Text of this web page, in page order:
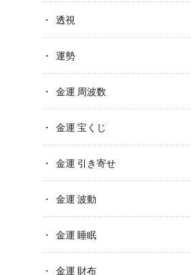
透視
運勢
金運 周波数
金運 宝くじ
金運 引き寄せ
金運 波動
金運 睡眠
金運 財布